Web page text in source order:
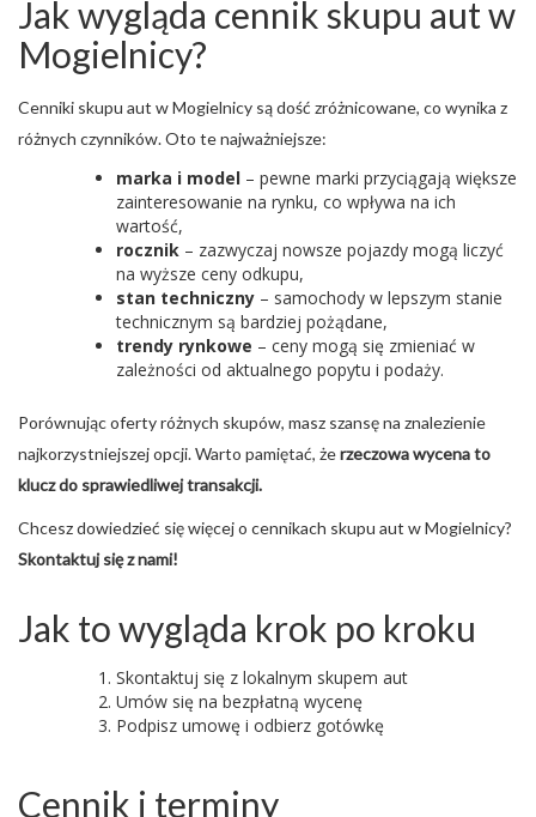
Jak wygląda cennik skupu aut w
Mogielnicy?
Cenniki skupu aut w Mogielnicy są dość zróżnicowane, co wynika z
różnych czynników. Oto te najważniejsze:
marka i model – pewne marki przyciągają większe
zainteresowanie na rynku, co wpływa na ich
wartość,
rocznik – zazwyczaj nowsze pojazdy mogą liczyć
na wyższe ceny odkupu,
stan techniczny – samochody w lepszym stanie
technicznym są bardziej pożądane,
trendy rynkowe – ceny mogą się zmieniać w
zależności od aktualnego popytu i podaży.
Porównując oferty różnych skupów, masz szansę na znalezienie
najkorzystniejszej opcji. Warto pamiętać, żerzeczowa wycena to
klucz do sprawiedliwej transakcji.
Chcesz dowiedzieć się więcej o cennikach skupu aut w Mogielnicy?
Skontaktuj się z nami!
Jak to wygląda krok po kroku
Skontaktuj się z lokalnym skupem aut
Umów się na bezpłatną wycenę
Podpisz umowę i odbierz gotówkę
Cennik i terminy